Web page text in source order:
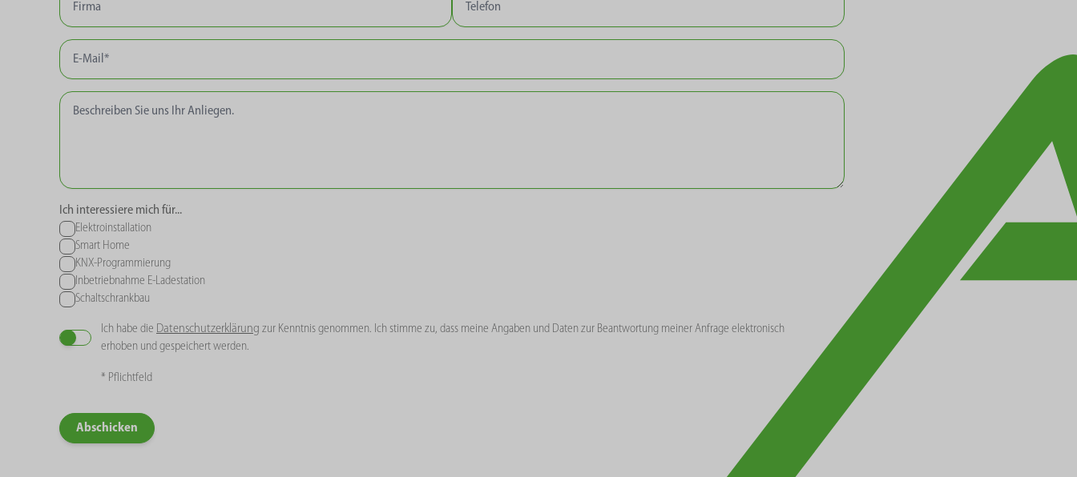
Ich interessiere mich für...
Elektroinstallation
Smart Home
KNX-Programmierung
Inbetriebnahme E-Ladestation
Schaltschrankbau
Ich habe die Datenschutzerklärung zur Kenntnis genommen. Ich stimme zu, dass meine Angaben und Daten zur Beantwortung meiner Anfrage elektronisch
erhoben und gespeichert werden.
* Pflichtfeld
Abschicken